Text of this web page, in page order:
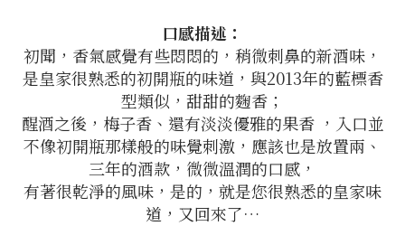
口感描述：
初聞，香氣感覺有些悶悶的，稍微刺鼻的新酒味，
是皇家很熟悉的初開瓶的味道，與2013年的藍標香
型類似，甜甜的麴香；
醒酒之後，梅子香、還有淡淡優雅的果香 ，入口並
不像初開瓶那樣般的味覺刺激，應該也是放置兩、
三年的酒款，微微溫潤的口感，
有著很乾淨的風味，是的，就是您很熟悉的皇家味
道，又回來了…